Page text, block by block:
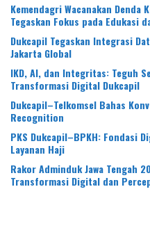
Kemendagri Wacanakan Denda
Tegaskan Fokus pada Edukasi
Dukcapil Tegaskan Integrasi
Jakarta Global
IKD, AI, dan Integritas: Teguh
Transformasi Digital Dukcapil
Dukcapil–Telkomsel Bahas
Recognition
PKS Dukcapil–BPKH:
Layanan Haji
Rakor Adminduk Jawa Tengah
Transformasi Digital dan